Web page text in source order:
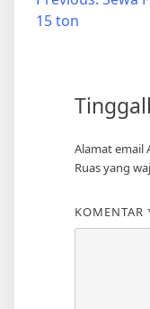
pos15 ton
Alamat email
Ruas yang
KOMENTAR